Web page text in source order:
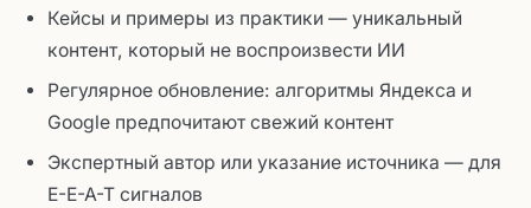
Кейсы и примеры из практики — уникальный
контент, который не воспроизвести ИИ
Регулярное обновление: алгоритмы Яндекса и
Google предпочитают свежий контент
Экспертный автор или указание источника — для
E-E-A-T сигналов